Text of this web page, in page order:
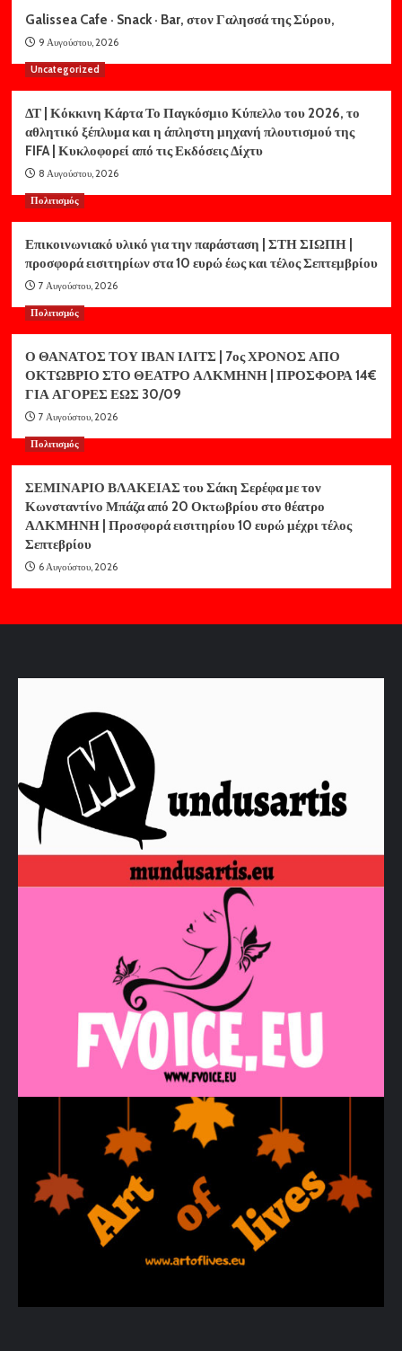
Galissea Cafe · Snack · Bar, στον Γαλησσά της Σύρου,
9 Αυγούστου, 2026
Uncategorized
ΔΤ | Κόκκινη Κάρτα Το Παγκόσμιο Κύπελλο του 2026, το
αθλητικό ξέπλυμα και η άπληστη μηχανή πλουτισμού της
FIFA | Κυκλοφορεί από τις Εκδόσεις Δίχτυ
8 Αυγούστου, 2026
Πολιτισμός
Επικοινωνιακό υλικό για την παράσταση | ΣΤΗ ΣΙΩΠΗ |
προσφορά εισιτηρίων στα 10 ευρώ έως και τέλος Σεπτεμβρίου
7 Αυγούστου, 2026
Πολιτισμός
Ο ΘΑΝΑΤΟΣ ΤΟΥ ΙΒΑΝ ΙΛΙΤΣ | 7ος ΧΡΟΝΟΣ ΑΠΟ
ΟΚΤΩΒΡΙΟ ΣΤΟ ΘΕΑΤΡΟ ΑΛΚΜΗΝΗ | ΠΡΟΣΦΟΡΑ 14€
ΓΙΑ ΑΓΟΡΕΣ ΕΩΣ 30/09
7 Αυγούστου, 2026
Πολιτισμός
ΣΕΜΙΝΑΡΙΟ ΒΛΑΚΕΙΑΣ του Σάκη Σερέφα με τον
Κωνσταντίνο Μπάζα από 20 Οκτωβρίου στο θέατρο
ΑΛΚΜΗΝΗ | Προσφορά εισιτηρίου 10 ευρώ μέχρι τέλος
Σεπτεβρίου
6 Αυγούστου, 2026